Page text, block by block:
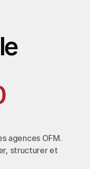
agences OFM.
structurer et